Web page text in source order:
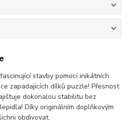
stavby pomocí inikátních
zapadajících dílků puzzle! Přesnost
dokonalou stabilitu bez
Díky originálním doplňkovým
obdivovat.